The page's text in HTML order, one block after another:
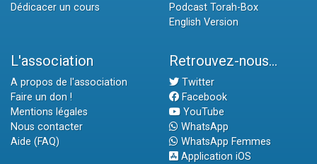
Dédicacer un cours
Podcast Torah-Box
English Version
L'association
A propos de l'association
Faire un don !
Mentions légales
Nous contacter
Aide (FAQ)
Retrouvez-nous...
Twitter
Facebook
YouTube
WhatsApp
WhatsApp Femmes
Application iOS